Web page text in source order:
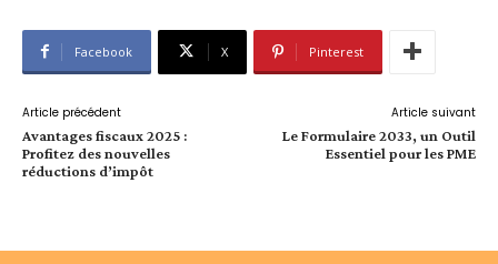
Facebook X Pinterest
Article précédent
Avantages fiscaux 2025 :
Profitez des nouvelles
réductions d’impôt
Article suivant
Le Formulaire 2033, un Outil
Essentiel pour les PME